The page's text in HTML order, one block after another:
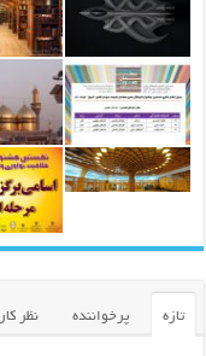
تازه پرخواننده نظر